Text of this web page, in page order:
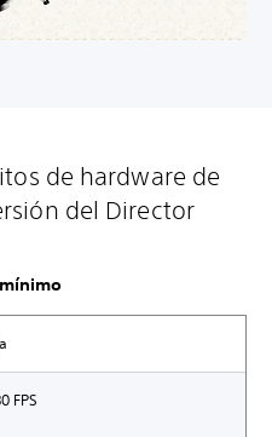
de hardware de
del Director
FPS